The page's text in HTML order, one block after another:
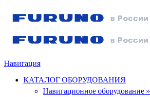
Навигация
КАТАЛОГ ОБОРУДОВАНИЯ
Навигационное оборудование »